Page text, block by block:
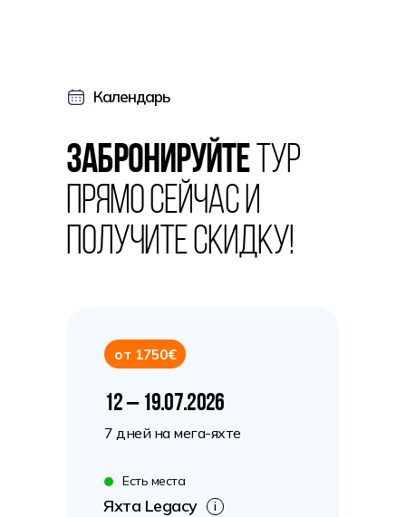
Забронируйте тур
прямо сейчас и
получите скидку!
Календарь
12 – 19.07.2026
Есть места
7 дней на мега-яхте
от 1750€
Яхта Legacy i